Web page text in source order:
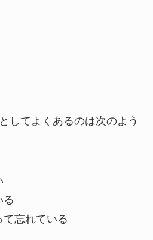
してよくあるのは次のよう
る
て忘れている